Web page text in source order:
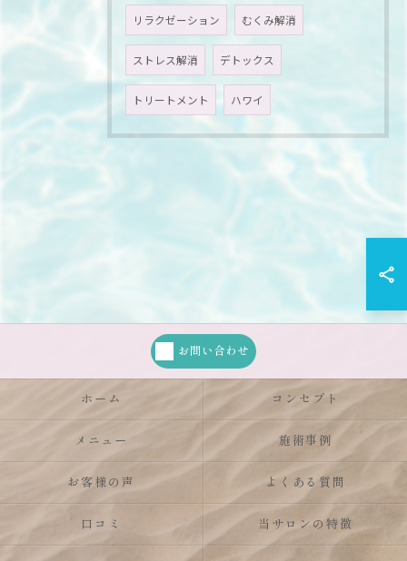
リラクゼーション むくみ解消
ストレス解消 デトックス
トリートメント ハワイ
お問い合わせ
ホーム コンセプト
メニュー 施術事例
お客様の声 よくある質問
口コミ 当サロンの特徴